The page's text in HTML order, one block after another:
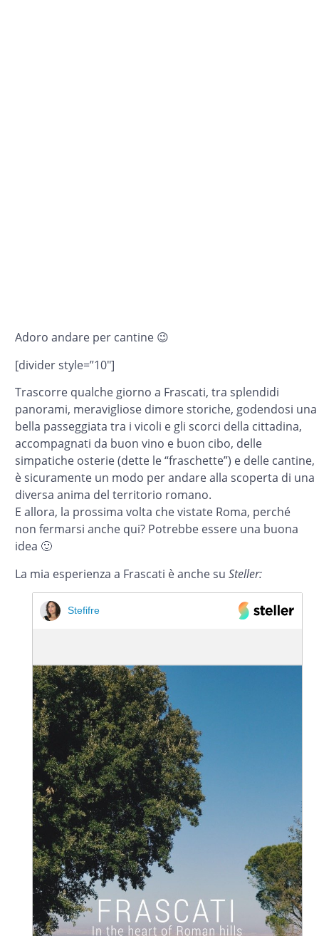
Adoro andare per cantine 😉
[divider style=”10″]
Trascorre qualche giorno a Frascati, tra splendidi
panorami, meravigliose dimore storiche, godendosi una
bella passeggiata tra i vicoli e gli scorci della cittadina,
accompagnati da buon vino e buon cibo, delle
simpatiche osterie (dette le “fraschette”) e delle cantine,
è sicuramente un modo per andare alla scoperta di una
diversa anima del territorio romano.
E allora, la prossima volta che vistate Roma, perché
non fermarsi anche qui? Potrebbe essere una buona
idea 🙂
La mia esperienza a Frascati è anche su Steller:
Stefifre